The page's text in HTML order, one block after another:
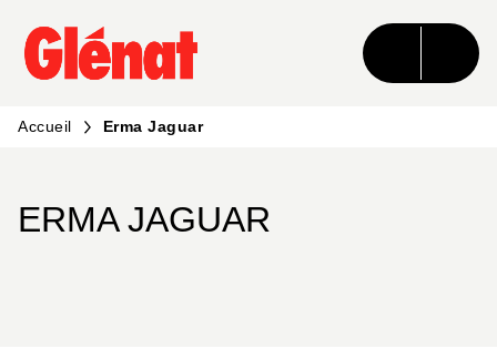
MENU RECHERCHE CONTENU
PIED DE PAGE
Accueil Erma Jaguar
ERMA JAGUAR